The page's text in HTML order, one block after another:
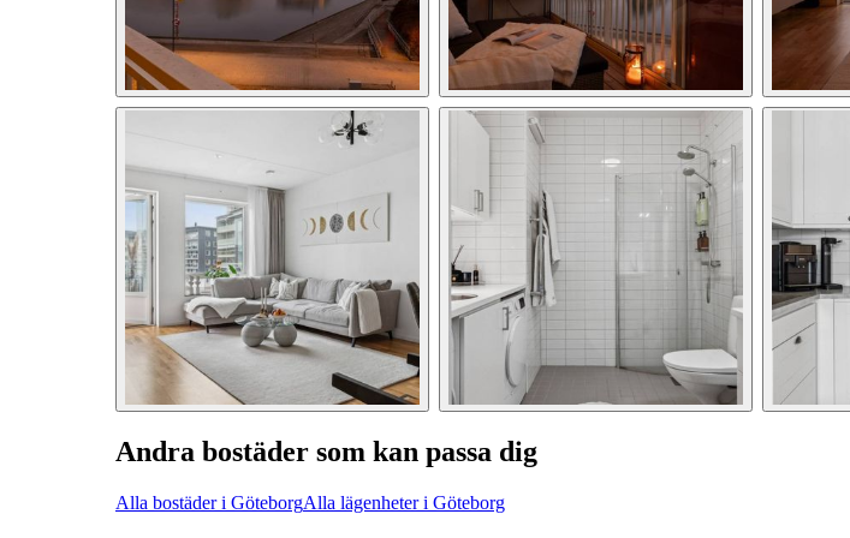
Andra bostäder som kan passa dig
Alla bostäder i GöteborgAlla lägenheter i Göteborg